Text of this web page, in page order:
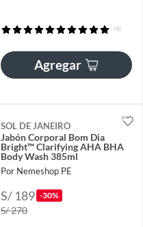
(4)
Agregar
SOL DE JANEIRO
Jabón Corporal Bom Dia
Bright™ Clarifying AHA BHA
Body Wash 385ml
Por Nemeshop PE
S/ 189 -30%
S/ 270